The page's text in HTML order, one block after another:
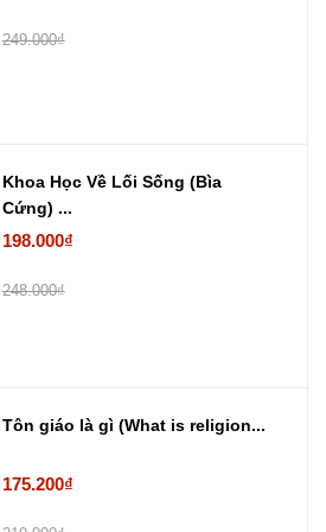
249.000₫
Khoa Học Về Lối Sống (Bìa
Cứng) ...
198.000₫
248.000₫
Tôn giáo là gì (What is religion...
175.200₫